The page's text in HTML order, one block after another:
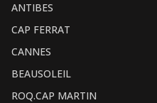
ANTIBES
CAP FERRAT
CANNES
BEAUSOLEIL
ROQ.CAP MARTIN